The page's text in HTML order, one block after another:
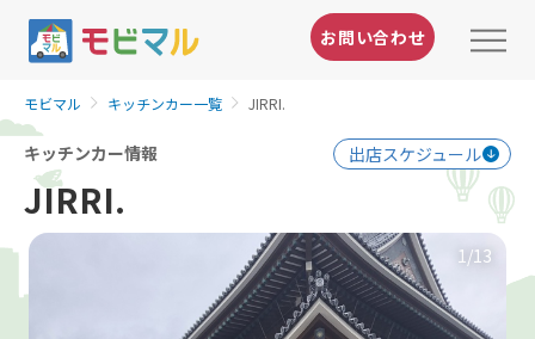
お問い合わせ
モビマル キッチンカー一覧 JIRRI.
キッチンカー情報 出店スケジュール
JIRRI.
1 /13